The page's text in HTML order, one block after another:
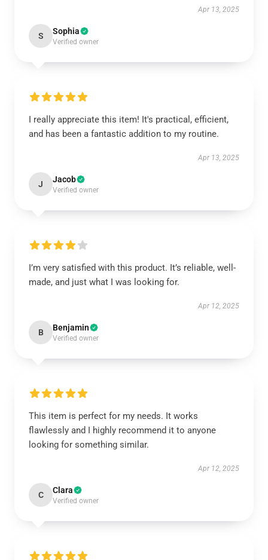
Apr 13, 2025
S Sophia
Verified owner
I really appreciate this item! It's practical, efficient,
and has been a fantastic addition to my routine.
Apr 13, 2025
J Jacob
Verified owner
I’m very satisfied with this product. It’s reliable, well-
made, and just what I was looking for.
Apr 12, 2025
B Benjamin
Verified owner
This item is perfect for my needs. It works
flawlessly and I highly recommend it to anyone
looking for something similar.
Apr 12, 2025
C Clara
Verified owner